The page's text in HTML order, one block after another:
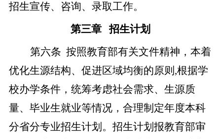
招生宣传、咨询、录取工作。
第三章 招生计划
第六条 按照教育部有关文件精神，本着
优化生源结构、促进区域均衡的原则,根据学
校办学条件，统筹考虑社会需求、生源质
量、毕业生就业等情况，合理制定年度本科
分省分专业招生计划。招生计划报教育部审